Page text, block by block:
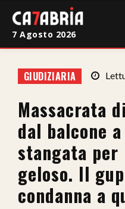
Cronaca
Giudiziaria
Politica
Sport
Attualità
7 Agosto 2026
GIUDIZIARIA
Massacrata
dal balcone
stangata
geloso. Il
condanna a